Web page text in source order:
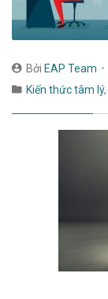
Bởi EAP Team
Kiến thức tâm lý,